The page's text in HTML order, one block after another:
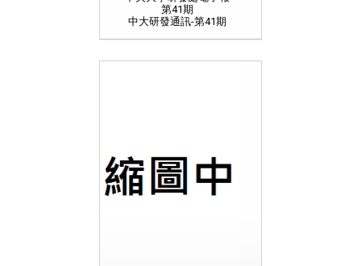
第41期
中大研發通訊-第41期